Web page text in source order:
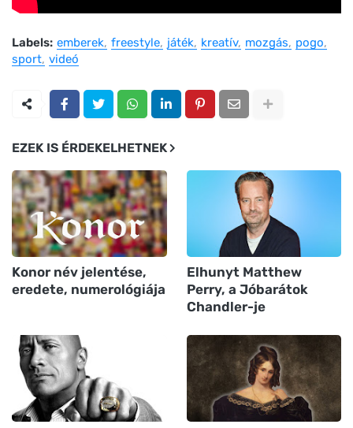
Labels: emberek freestyle játék kreatív mozgás
pogo
sport videó
EZEK IS ÉRDEKELHETNEK
Konor név jelentése,
eredete, numerológiája
Elhunyt Matthew
Perry, a Jóbarátok
Chandler-je